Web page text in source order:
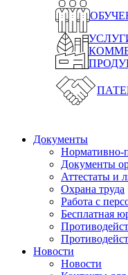
Документы
Нормативно-
Документы
Аттестаты и
Охрана труда
Работа с
Бесплатная
Новости
Новости